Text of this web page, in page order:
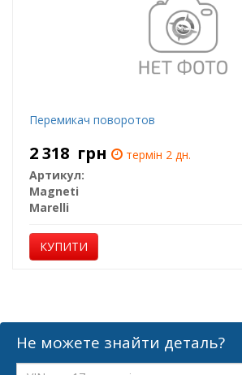
Перемикач поворотов
2 318 грн
термін 2 дн.
Артикул:
Magneti
Marelli
КУПИТИ
Не можете знайти деталь?